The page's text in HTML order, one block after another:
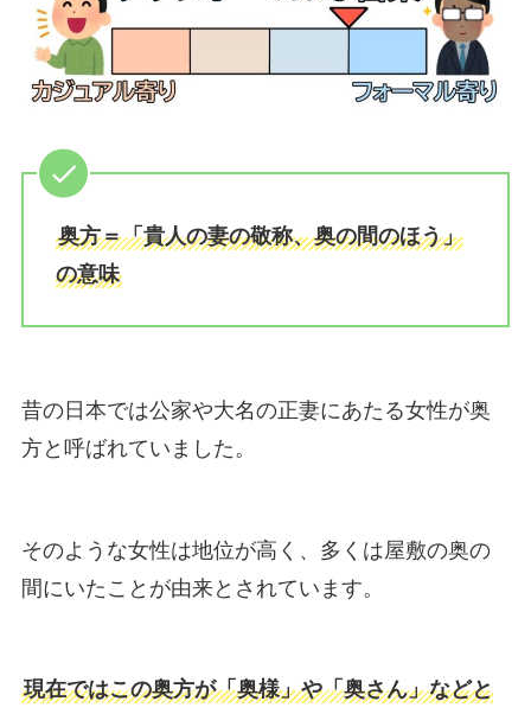
奥方＝「貴人の妻の敬称、奥の間のほう」
の意味
昔の日本では公家や大名の正妻にあたる女性が奥
方と呼ばれていました。
そのような女性は地位が高く、多くは屋敷の奥の
間にいたことが由来とされています。
現在ではこの奥方が「奥様」や「奥さん」などと